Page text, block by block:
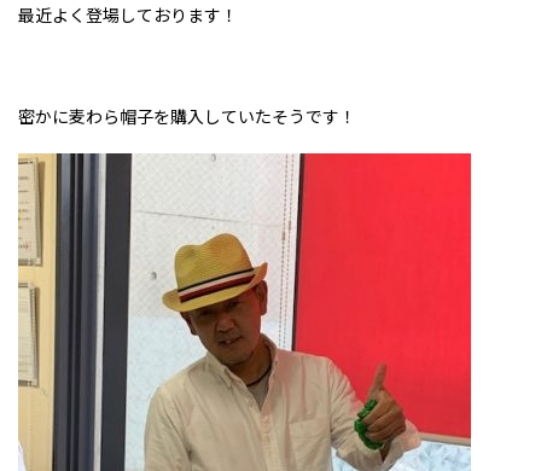
最近よく登場しております！
密かに麦わら帽子を購入していたそうです！